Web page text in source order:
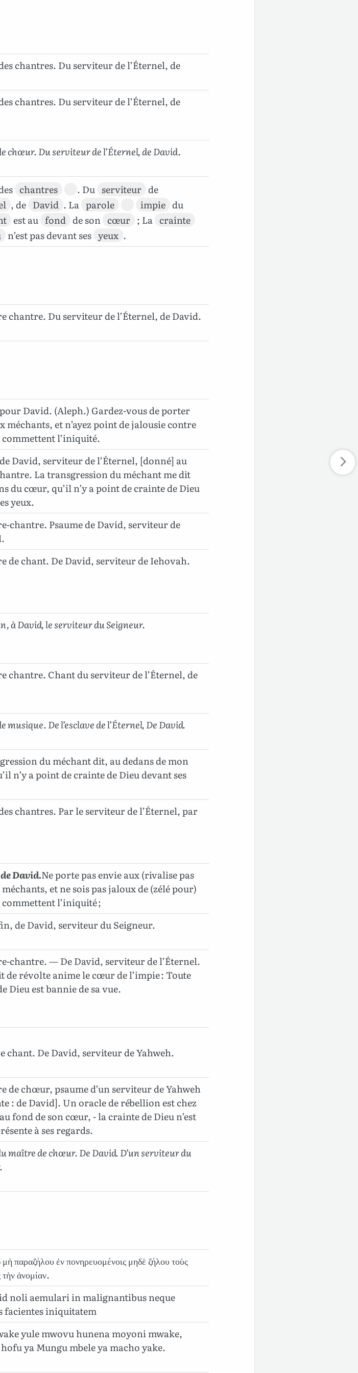
chantres. Du serviteur de l’Éternel, de
chantres. Du serviteur de l’Éternel, de
chœur. Du serviteur de l’Éternel, de David.
chantres . Du serviteur de
, de David . La parole impie du
est au fond de son cœur ; La crainte
n’est pas devant ses yeux .
chantre. Du serviteur de l’Éternel, de David.
David. (Aleph.) Gardez-vous de porter
méchants, et n’ayez point de jalousie contre
commettent l’iniquité.
David, serviteur de l’Éternel, [donné] au
La transgression du méchant me dit
du cœur, qu’il n’y a point de crainte de Dieu
yeux.
chantre. Psaume de David, serviteur de
de chant. De David, serviteur de Iehovah.
à David, le serviteur du Seigneur.
chantre. Chant du serviteur de l’Éternel, de
musique. De l’esclave de l’Éternel, De David.
du méchant dit, au dedans de mon
n’y a point de crainte de Dieu devant ses
chantres. Par le serviteur de l’Éternel, par
David.Ne porte pas envie aux (rivalise pas
méchants, et ne sois pas jaloux de (zélé pour)
l’iniquité ;
de David, serviteur du Seigneur.
chantre. — De David, serviteur de l’Éternel.
de révolte anime le cœur de l’impie : Toute
Dieu est bannie de sa vue.
chant. De David, serviteur de Yahweh.
de chœur, psaume d’un serviteur de Yahweh
: de David]. Un oracle de rébellion est chez
fond de son cœur, - la crainte de Dieu n’est
à ses regards.
maître de chœur. De David. D’un serviteur du
παραζήλου ἐν πονηρευομένοις μηδὲ ζήλου τοὺς
τὴν ἀνομίαν.
noli aemulari in malignantibus neque
facientes iniquitatem
yule mwovu hunena moyoni mwake,
ya Mungu mbele ya macho yake.